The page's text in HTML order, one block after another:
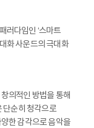
러다임인 ‘스마트
화 사운드의 극대화
의적인 방법을 통해
단순히 청각으로
한 감각으로 음악을